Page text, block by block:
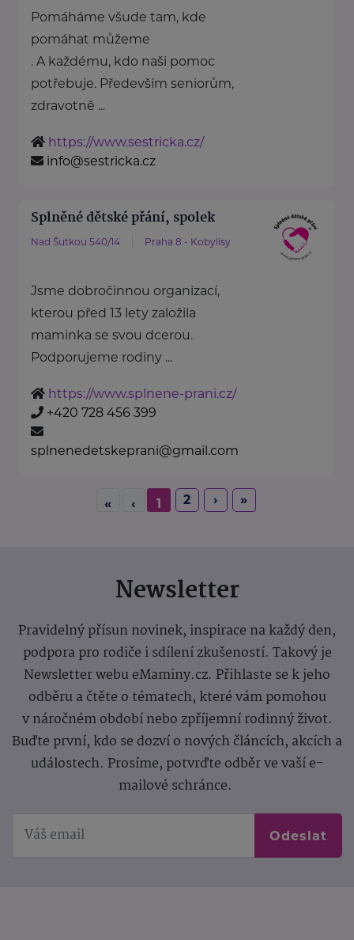
Pomáháme všude tam, kde
pomáhat můžeme
. A každému, kdo naši pomoc
potřebuje. Především seniorům,
zdravotně ...
https://www.sestricka.cz/
info@sestricka.cz
Splněné dětské přání, spolek
Nad Šutkou 540/14 Praha 8 - Kobylisy
Jsme dobročinnou organizací,
kterou před 13 lety založila
maminka se svou dcerou.
Podporujeme rodiny ...
https://www.splnene-prani.cz/
+420 728 456 399
splnenedetskeprani@gmail.com
« ‹ 1 2 › »
Newsletter
Pravidelný přísun novinek, inspirace na každý den,
podpora pro rodiče i sdílení zkušeností. Takový je
Newsletter webu eMaminy.cz. Přihlaste se k jeho
odběru a čtěte o tématech, které vám pomohou
v náročném období nebo zpříjemní rodinný život.
Buďte první, kdo se dozví o nových článcích, akcích a
událostech. Prosíme, potvrďte odběr ve vaší e-
mailové schránce.
Odeslat